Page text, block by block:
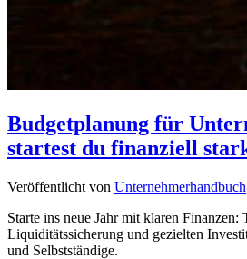
Budgetplanung für
startest du finanziell
Veröffentlicht von Unternehmerhandbuch
Starte ins neue Jahr mit klaren
Liquiditätssicherung und gezielten
und Selbstständige.